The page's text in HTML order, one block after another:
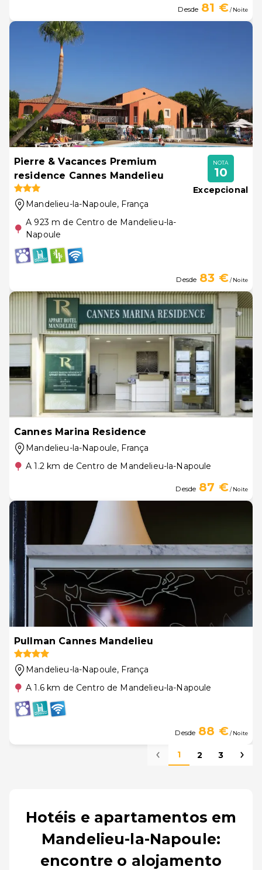
Desde 81 €/ Noite
Pierre & Vacances Premium
residence Cannes Mandelieu
Mandelieu-la-Napoule, França
A 923 m de Centro de Mandelieu-la-
Napoule
NOTA
10
Excepcional
Desde 83 €/ Noite
Cannes Marina Residence
Mandelieu-la-Napoule, França
A 1.2 km de Centro de Mandelieu-la-Napoule
Desde 87 €/ Noite
Pullman Cannes Mandelieu
Mandelieu-la-Napoule, França
A 1.6 km de Centro de Mandelieu-la-Napoule
Desde 88 €/ Noite
1 2 3
Hotéis e apartamentos em
Mandelieu-la-Napoule:
encontre o alojamento